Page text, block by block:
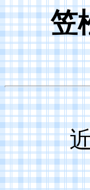
笠
近